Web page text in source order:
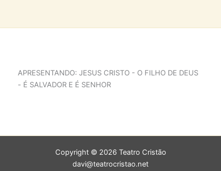
APRESENTANDO: JESUS CRISTO - O FILHO DE DEUS
- É SALVADOR E É SENHOR
Copyright © 2026 Teatro Cristão
davi@teatrocristao.net